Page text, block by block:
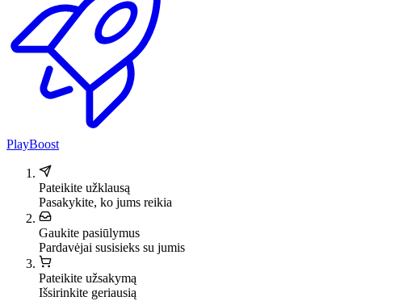
PlayBoost
Pateikite užklausą
Pasakykite, ko jums reikia
Gaukite pasiūlymus
Pardavėjai susisieks su jumis
Pateikite užsakymą
Išsirinkite geriausią